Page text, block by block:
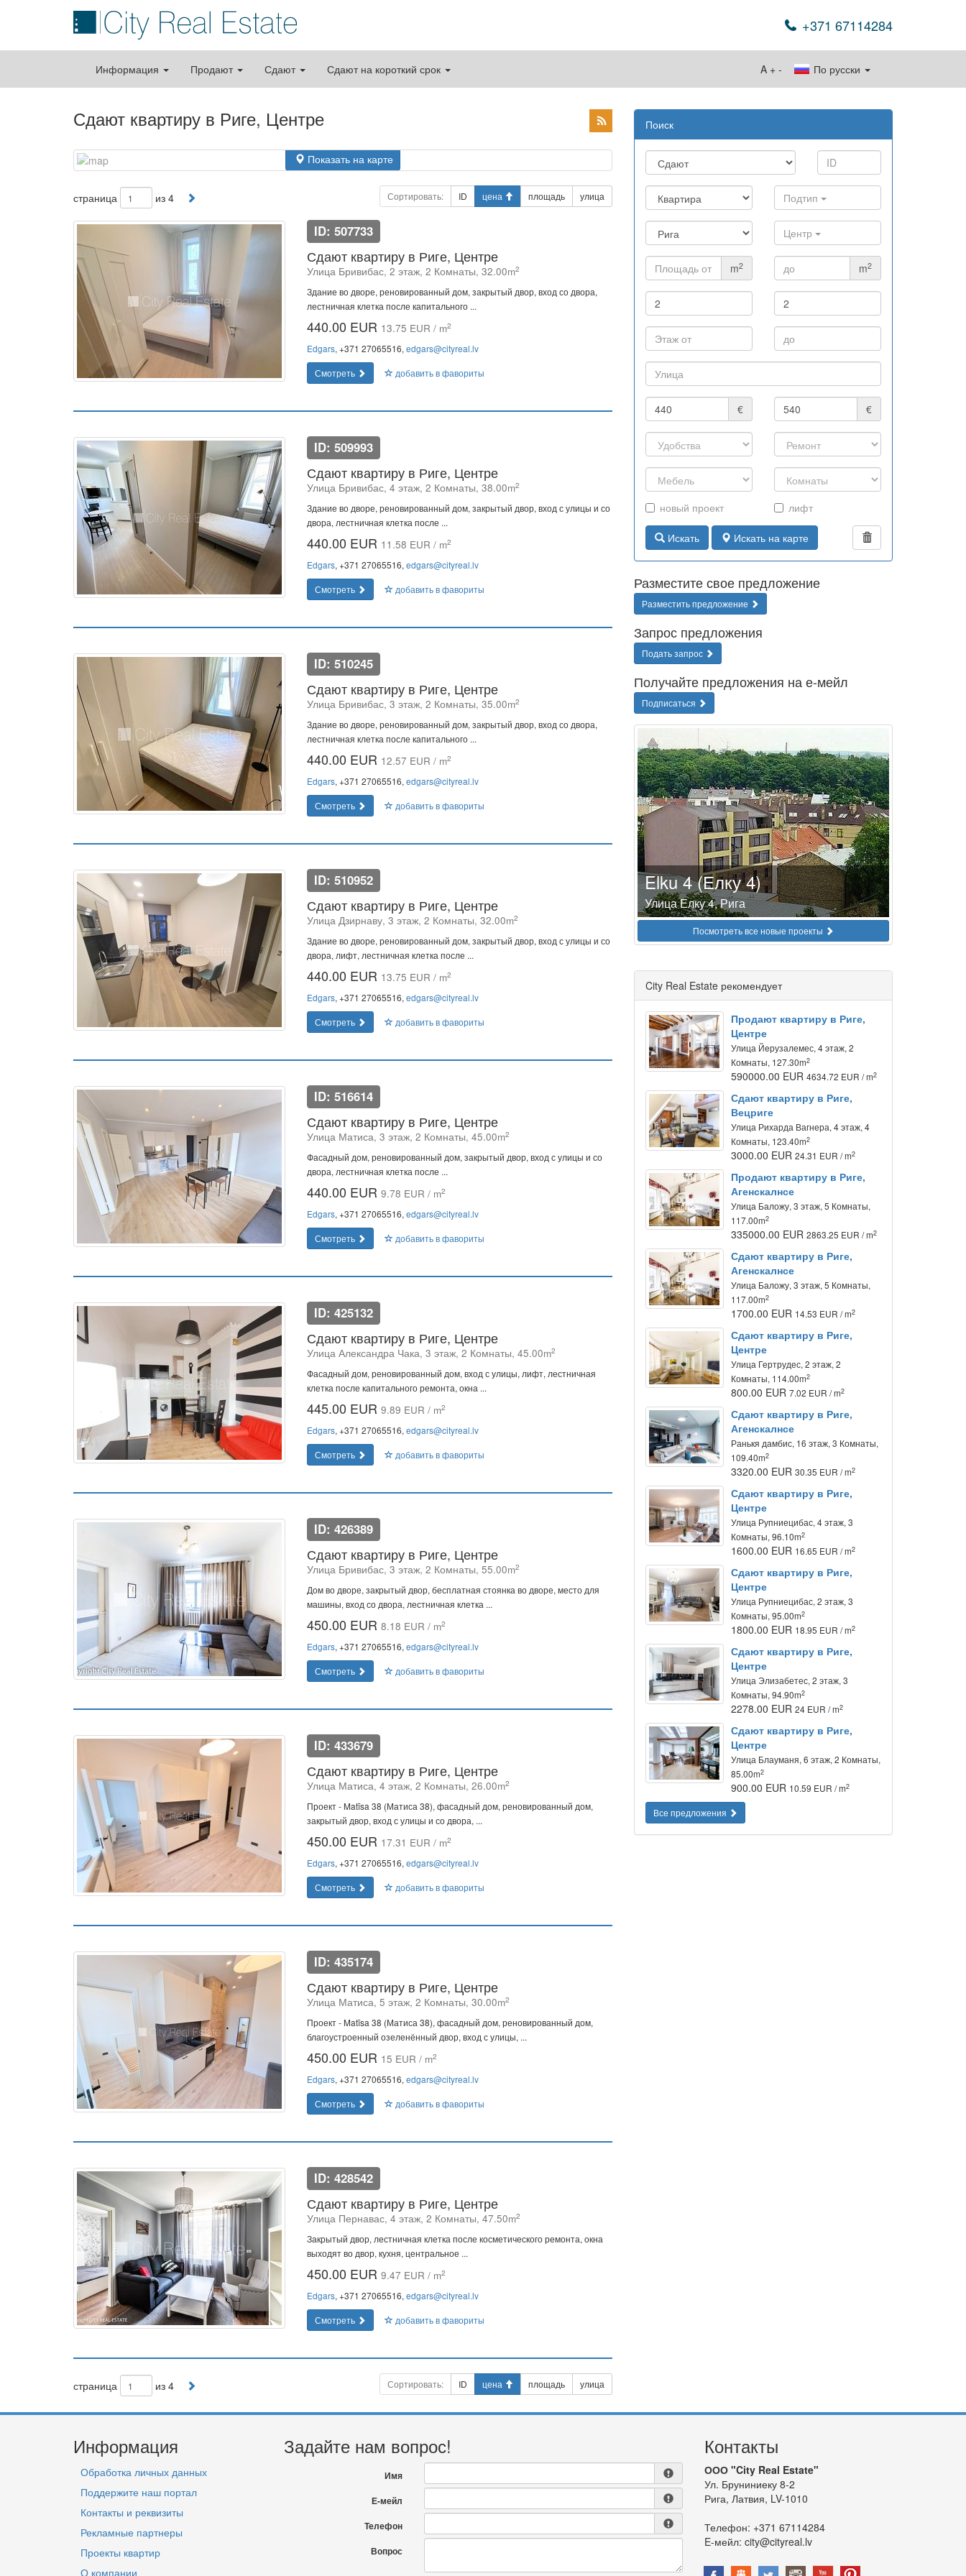
+371 67114284
Информация Продают Сдают Сдают на короткий срок По русски
A + -
Сдают квартиру в Риге, Центре
Показать на карте
страница из 4 Сортировать: ID цена площадь улица
ID: 507733
Сдают квартиру в Риге, Центре
Улица Бривибас, 2 этаж, 2 Комнаты, 32.00m2
Здание во дворе, реновированный дом, закрытый двор, вход со двора,
лестничная клетка после капитального ...
440.00 EUR 13.75 EUR / m2
Edgars, +371 27065516, edgars@cityreal.lv
Смотреть
добавить в фавориты
ID: 509993
Сдают квартиру в Риге, Центре
Улица Бривибас, 4 этаж, 2 Комнаты, 38.00m2
Здание во дворе, реновированный дом, закрытый двор, вход с улицы и со
двора, лестничная клетка после ...
440.00 EUR 11.58 EUR / m2
Edgars, +371 27065516, edgars@cityreal.lv
Смотреть
добавить в фавориты
ID: 510245
Сдают квартиру в Риге, Центре
Улица Бривибас, 3 этаж, 2 Комнаты, 35.00m2
Здание во дворе, реновированный дом, закрытый двор, вход со двора,
лестничная клетка после капитального ...
440.00 EUR 12.57 EUR / m2
Edgars, +371 27065516, edgars@cityreal.lv
Смотреть
добавить в фавориты
ID: 510952
Сдают квартиру в Риге, Центре
Улица Дзирнаву, 3 этаж, 2 Комнаты, 32.00m2
Здание во дворе, реновированный дом, закрытый двор, вход с улицы и со
двора, лифт, лестничная клетка после ...
440.00 EUR 13.75 EUR / m2
Edgars, +371 27065516, edgars@cityreal.lv
Смотреть
добавить в фавориты
ID: 516614
Сдают квартиру в Риге, Центре
Улица Матиса, 3 этаж, 2 Комнаты, 45.00m2
Фасадный дом, реновированный дом, закрытый двор, вход с улицы и со
двора, лестничная клетка после ...
440.00 EUR 9.78 EUR / m2
Edgars, +371 27065516, edgars@cityreal.lv
Смотреть
добавить в фавориты
ID: 425132
Сдают квартиру в Риге, Центре
Улица Александра Чака, 3 этаж, 2 Комнаты, 45.00m2
Фасадный дом, реновированный дом, вход с улицы, лифт, лестничная
клетка после капитального ремонта, окна ...
445.00 EUR 9.89 EUR / m2
Edgars, +371 27065516, edgars@cityreal.lv
Смотреть
добавить в фавориты
ID: 426389
Сдают квартиру в Риге, Центре
Улица Бривибас, 3 этаж, 2 Комнаты, 55.00m2
Дом во дворе, закрытый двор, бесплатная стоянка во дворе, место для
машины, вход со двора, лестничная клетка ...
450.00 EUR 8.18 EUR / m2
Edgars, +371 27065516, edgars@cityreal.lv
Смотреть
добавить в фавориты
ID: 433679
Сдают квартиру в Риге, Центре
Улица Матиса, 4 этаж, 2 Комнаты, 26.00m2
Проект - Matīsa 38 (Матиса 38), фасадный дом, реновированный дом,
закрытый двор, вход с улицы и со двора, ...
450.00 EUR 17.31 EUR / m2
Edgars, +371 27065516, edgars@cityreal.lv
Смотреть
добавить в фавориты
ID: 435174
Сдают квартиру в Риге, Центре
Улица Матиса, 5 этаж, 2 Комнаты, 30.00m2
Проект - Matīsa 38 (Матиса 38), фасадный дом, реновированный дом,
благоустроенный озеленённый двор, вход с улицы, ...
450.00 EUR 15 EUR / m2
Edgars, +371 27065516, edgars@cityreal.lv
Смотреть
добавить в фавориты
ID: 428542
Сдают квартиру в Риге, Центре
Улица Пернавас, 4 этаж, 2 Комнаты, 47.50m2
Закрытый двор, лестничная клетка после косметического ремонта, окна
выходят во двор, кухня, центральное ...
450.00 EUR 9.47 EUR / m2
Edgars, +371 27065516, edgars@cityreal.lv
Смотреть
добавить в фавориты
страница из 4 Сортировать: ID цена площадь улица
Поиск
Подтип
Центр
m2 m2
€ €
новый проект лифт
Искать Искать на карте
Разместите свое предложение
Разместить предложение
Запрос предложения
Подать запрос
Получайте предложения на е-мейл
Подписаться
Elku 4 (Елку 4)
Улица Елку 4, Рига
Посмотреть все новые проекты
City Real Estate рекомендует
Продают квартиру в Риге,
Центре
Улица Йeрузалемес, 4 этаж, 2
Комнаты, 127.30m2
590000.00 EUR4634.72 EUR / m2
Сдают квартиру в Риге,
Вецриге
Улица Рихарда Вагнера, 4 этаж, 4
Комнаты, 123.40m2
3000.00 EUR24.31 EUR / m2
Продают квартиру в Риге,
Агенскалнсе
Улица Баложу, 3 этаж, 5 Комнаты,
117.00m2
335000.00 EUR2863.25 EUR / m2
Сдают квартиру в Риге,
Агенскалнсе
Улица Баложу, 3 этаж, 5 Комнаты,
117.00m2
1700.00 EUR 14.53 EUR / m2
Сдают квартиру в Риге,
Центре
Улица Гертрудес, 2 этаж, 2
Комнаты, 114.00m2
800.00 EUR7.02 EUR / m2
Сдают квартиру в Риге,
Агенскалнсе
Ранькя дамбис, 16 этаж, 3 Комнаты,
109.40m2
3320.00 EUR30.35 EUR / m2
Сдают квартиру в Риге,
Центре
Улица Рупниецибас, 4 этаж, 3
Комнаты, 96.10m2
1600.00 EUR 16.65 EUR / m2
Сдают квартиру в Риге,
Центре
Улица Рупниецибас, 2 этаж, 3
Комнаты, 95.00m2
1800.00 EUR 18.95 EUR / m2
Сдают квартиру в Риге,
Центре
Улица Элизабетес, 2 этаж, 3
Комнаты, 94.90m2
2278.00 EUR24 EUR / m2
Сдают квартиру в Риге,
Центре
Улица Блауманя, 6 этаж, 2 Комнаты,
85.00m2
900.00 EUR 10.59 EUR / m2
Все предложения
Информация
Обработка личных данных
Поддержите наш портал
Контакты и реквизиты
Рекламные партнеры
Проекты квартир
О компании
Задайте нам вопрос!
Имя
Е-мейл
Телефон
Вопрос
Контакты
ООО "City Real Estate"
Ул. Бруниниеку 8-2
Рига, Латвия, LV-1010
Телефон: +371 67114284
E-мейл: city@cityreal.lv